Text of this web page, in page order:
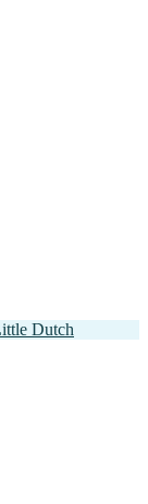
Dutch